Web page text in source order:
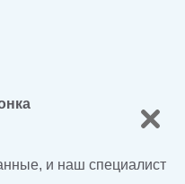
и наш специалист